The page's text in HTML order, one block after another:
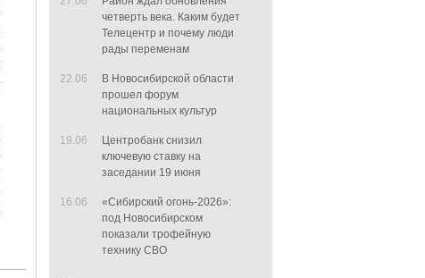
четверть века. Каким будет
Телецентр и почему люди
рады переменам
22.06
В Новосибирской области
прошел форум
национальных культур
19.06
Центробанк снизил
ключевую ставку на
заседании 19 июня
16.06
«Сибирский огонь-2026»:
под Новосибирском
показали трофейную
технику СВО